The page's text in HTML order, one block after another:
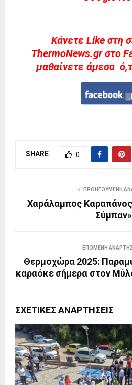
Kάνετε Like στη
ThermoNews.gr στο
μαθαίνετε άμεσα
SHARE 0
ΠΡΟΗΓΟΎΜΕΝΗ
Χαράλαμπος
Σύμπαν»
ΕΠΌΜΕΝΗ
Θερμοχώρα 2025:
καραόκε σήμερα στον
ΣΧΕΤΙΚΈΣ ΑΝΑΡΤΉΣΕΙΣ